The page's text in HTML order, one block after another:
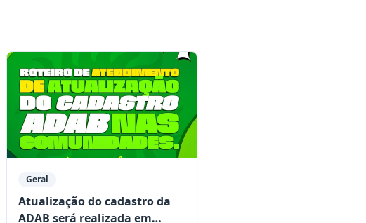
Geral
Atualização do cadastro da
ADAB será realizada em